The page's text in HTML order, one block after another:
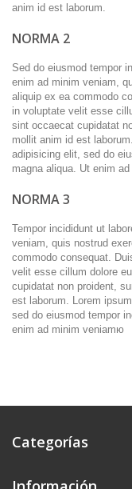
anim id est laborum.
NORMA 2
Sed do eiusmod tempor
enim ad minim veniam,
aliquip ex ea commodo
in voluptate velit esse
sint occaecat cupidatat
mollit anim id est
adipisicing elit, sed do
magna aliqua. Ut enim
NORMA 3
Tempor incididunt ut
veniam, quis nostrud
commodo consequat.
velit esse cillum dolore
cupidatat non proident,
est laborum. Lorem
sed do eiusmod tempor
enim ad minim veniamю
Categorías